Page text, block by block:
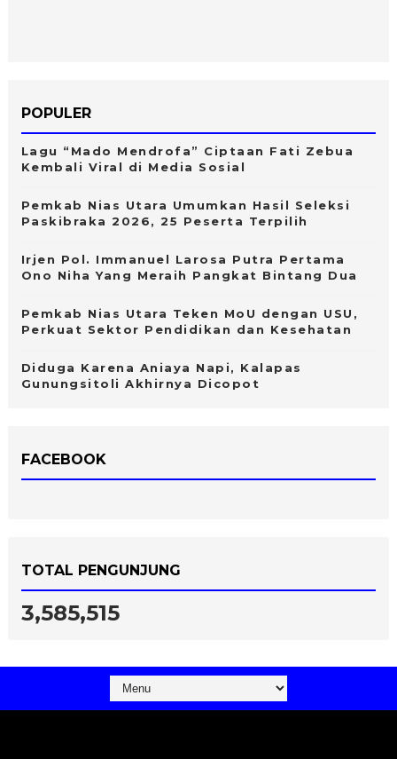
POPULER
Lagu “Mado Mendrofa” Ciptaan Fati Zebua
Kembali Viral di Media Sosial
Pemkab Nias Utara Umumkan Hasil Seleksi
Paskibraka 2026, 25 Peserta Terpilih
Irjen Pol. Immanuel Larosa Putra Pertama
Ono Niha Yang Meraih Pangkat Bintang Dua
Pemkab Nias Utara Teken MoU dengan USU,
Perkuat Sektor Pendidikan dan Kesehatan
Diduga Karena Aniaya Napi, Kalapas
Gunungsitoli Akhirnya Dicopot
FACEBOOK
TOTAL PENGUNJUNG
3,585,515